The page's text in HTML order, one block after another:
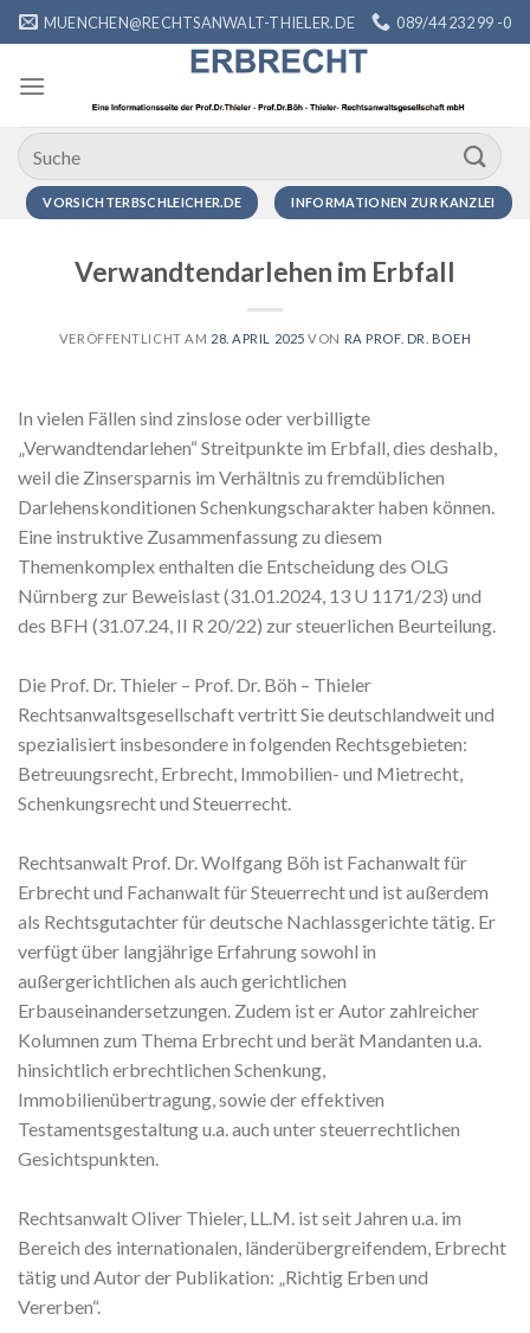
Zum
Inhalt
springen
MUENCHEN@RECHTSANWALT-THIELER.DE 089/44 232 99 -0
VORSICHTERBSCHLEICHER.DE INFORMATIONEN ZUR KANZLEI
Verwandtendarlehen im Erbfall
VERÖFFENTLICHT AM 28. APRIL 2025 VON RA PROF. DR. BOEH
In vielen Fällen sind zinslose oder verbilligte
„Verwandtendarlehen“ Streitpunkte im Erbfall, dies deshalb,
weil die Zinsersparnis im Verhältnis zu fremdüblichen
Darlehenskonditionen Schenkungscharakter haben können.
Eine instruktive Zusammenfassung zu diesem
Themenkomplex enthalten die Entscheidung des OLG
Nürnberg zur Beweislast (31.01.2024, 13 U 1171/23) und
des BFH (31.07.24, II R 20/22) zur steuerlichen Beurteilung.
Die Prof. Dr. Thieler – Prof. Dr. Böh – Thieler
Rechtsanwaltsgesellschaft vertritt Sie deutschlandweit und
spezialisiert insbesondere in folgenden Rechtsgebieten:
Betreuungsrecht, Erbrecht, Immobilien- und Mietrecht,
Schenkungsrecht und Steuerrecht.
Rechtsanwalt Prof. Dr. Wolfgang Böh ist Fachanwalt für
Erbrecht und Fachanwalt für Steuerrecht und ist außerdem
als Rechtsgutachter für deutsche Nachlassgerichte tätig. Er
verfügt über langjährige Erfahrung sowohl in
außergerichtlichen als auch gerichtlichen
Erbauseinandersetzungen. Zudem ist er Autor zahlreicher
Kolumnen zum Thema Erbrecht und berät Mandanten u.a.
hinsichtlich erbrechtlichen Schenkung,
Immobilienübertragung, sowie der effektiven
Testamentsgestaltung u.a. auch unter steuerrechtlichen
Gesichtspunkten.
Rechtsanwalt Oliver Thieler, LL.M. ist seit Jahren u.a. im
Bereich des internationalen, länderübergreifendem, Erbrecht
tätig und Autor der Publikation: „Richtig Erben und
Vererben“.